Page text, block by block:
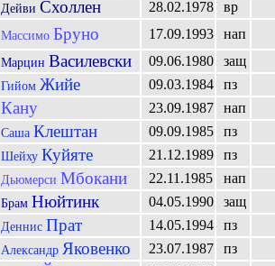
Дейви Схоллен 28.02.1978
вр
Массимо Бруно 17.09.1993 нап
Марцин Василевски 09.06.1980 защ
Гийом Жийе 09.03.1984 пз
Кану 23.09.1987 нап
Саша Клештан 09.09.1985 пз
Шейху Куйяте 21.12.1989 пз
Дьюмерси Мбокани 22.11.1985 нап
Брам Нюйтинк 04.05.1990 защ
Деннис Прат 14.05.1994 пз
Александр Яковенко 23.07.1987
пз